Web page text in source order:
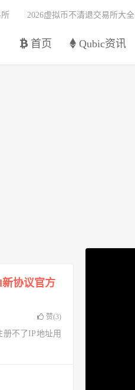
首页 Qubic资讯
2026虚拟币不清退交易所大全
新协议官方
赞(3)
册不了IP地址用